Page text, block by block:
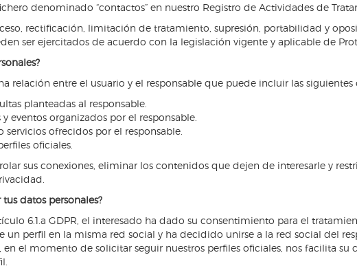
denominado “contactos” en nuestro Registro de Actividades de
rectificación, limitación de tratamiento, supresión, portabilidad y
ser ejercitados de acuerdo con la legislación vigente y aplicable de
relación entre el usuario y el responsable que puede incluir las siguientes
planteadas al responsable.
eventos organizados por el responsable.
ofrecidos por el responsable.
oficiales.
sus conexiones, eliminar los contenidos que dejen de interesarle y
datos personales?
6.1.a GDPR, el interesado ha dado su consentimiento para el
un perfil en la misma red social y ha decidido unirse a la red social del
el momento de solicitar seguir nuestros perfiles oficiales, nos facilita